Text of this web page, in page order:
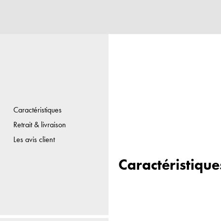
Caractéristiques
Retrait & livraison
Les avis client